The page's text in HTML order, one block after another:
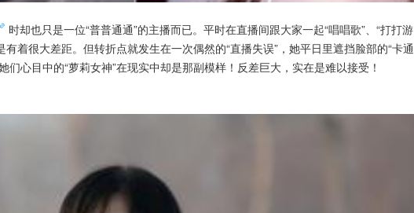
时却也只是一位“普普通通”的主播而已。平时在直播间跟大家一起“唱唱歌”、“打打游
有着很大差距。但转折点就发生在一次偶然的“直播失误”，她平日里遮挡脸部的“卡通
们心目中的“萝莉女神”在现实中却是那副模样！反差巨大，实在是难以接受！